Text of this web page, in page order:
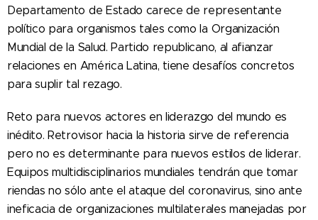
Departamento de Estado carece de representante
político para organismos tales como la Organización
Mundial de la Salud. Partido republicano, al afianzar
relaciones en América Latina, tiene desafíos concretos
para suplir tal rezago.
Reto para nuevos actores en liderazgo del mundo es
inédito. Retrovisor hacia la historia sirve de referencia
pero no es determinante para nuevos estilos de liderar.
Equipos multidisciplinarios mundiales tendrán que tomar
riendas no sólo ante el ataque del coronavirus, sino ante
ineficacia de organizaciones multilaterales manejadas por